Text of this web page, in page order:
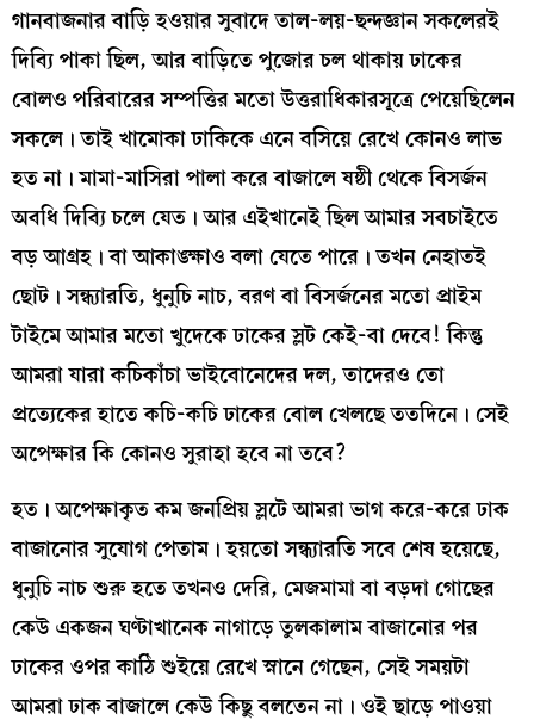
গানবাজনার বাড়ি হওয়ার সুবাদে তাল-লয়-ছন্দজ্ঞান সকলেরই
দিব্যি পাকা ছিল, আর বাড়িতে পুজোর চল থাকায় ঢাকের
বোলও পরিবারের সম্পত্তির মতো উত্তরাধিকারসূত্রে পেয়েছিলেন
সকলে। তাই খামোকা ঢাকিকে এনে বসিয়ে রেখে কোনও লাভ
হত না। মামা-মাসিরা পালা করে বাজালে ষষ্ঠী থেকে বিসর্জন
অবধি দিব্যি চলে যেত। আর এইখানেই ছিল আমার সবচাইতে
বড় আগ্রহ। বা আকাঙ্ক্ষাও বলা যেতে পারে। তখন নেহাতই
ছোট। সন্ধ্যারতি, ধুনুচি নাচ, বরণ বা বিসর্জনের মতো প্রাইম
টাইমে আমার মতো খুদেকে ঢাকের স্লট কেই-বা দেবে! কিন্তু
আমরা যারা কচিকাঁচা ভাইবোনেদের দল, তাদেরও তো
প্রত্যেকের হাতে কচি-কচি ঢাকের বোল খেলছে ততদিনে। সেই
অপেক্ষার কি কোনও সুরাহা হবে না তবে?
হত। অপেক্ষাকৃত কম জনপ্রিয় স্লটে আমরা ভাগ করে-করে ঢাক
বাজানোর সুযোগ পেতাম। হয়তো সন্ধ্যারতি সবে শেষ হয়েছে,
ধুনুচি নাচ শুরু হতে তখনও দেরি, মেজমামা বা বড়দা গোছের
কেউ একজন ঘণ্টাখানেক নাগাড়ে তুলকালাম বাজানোর পর
ঢাকের ওপর কাঠি শুইয়ে রেখে স্নানে গেছেন, সেই সময়টা
আমরা ঢাক বাজালে কেউ কিছু বলতেন না। ওই ছাড়ে পাওয়া